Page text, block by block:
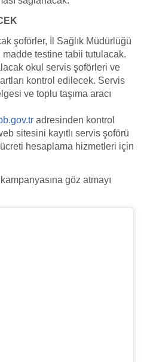
şoförler, İl Sağlık Müdürlüğü
madde testine tabii tutulacak.
okul servis şoförleri ve
kontrol edilecek. Servis
ve toplu taşıma aracı
adresinden kontrol
sitesini kayıtlı servis şoförü
hesaplama hizmetleri için
göz atmayı